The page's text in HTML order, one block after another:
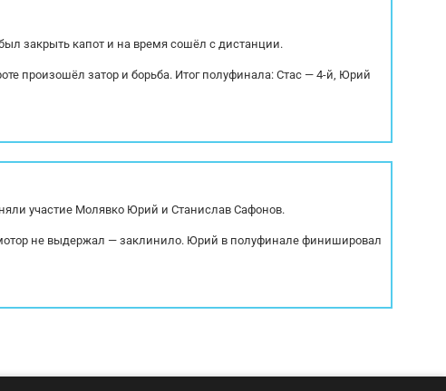
закрыть капот и на время сошёл с дистанции.
произошёл затор и борьба. Итог полуфинала: Стас — 4-й, Юрий
участие Молявко Юрий и Станислав Сафонов.
не выдержал — заклинило. Юрий в полуфинале финишировал